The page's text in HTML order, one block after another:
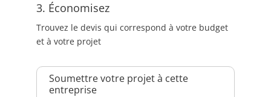
3. Économisez
Trouvez le devis qui correspond à votre budget
et à votre projet
Soumettre votre projet à cette
entreprise